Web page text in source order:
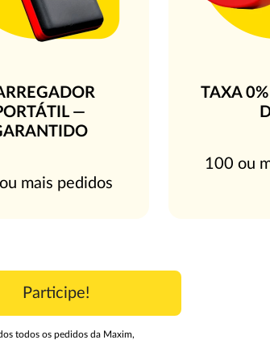
—
mais pedidos
TAXA
100 ou
Participe!
todos os pedidos da Maxim,